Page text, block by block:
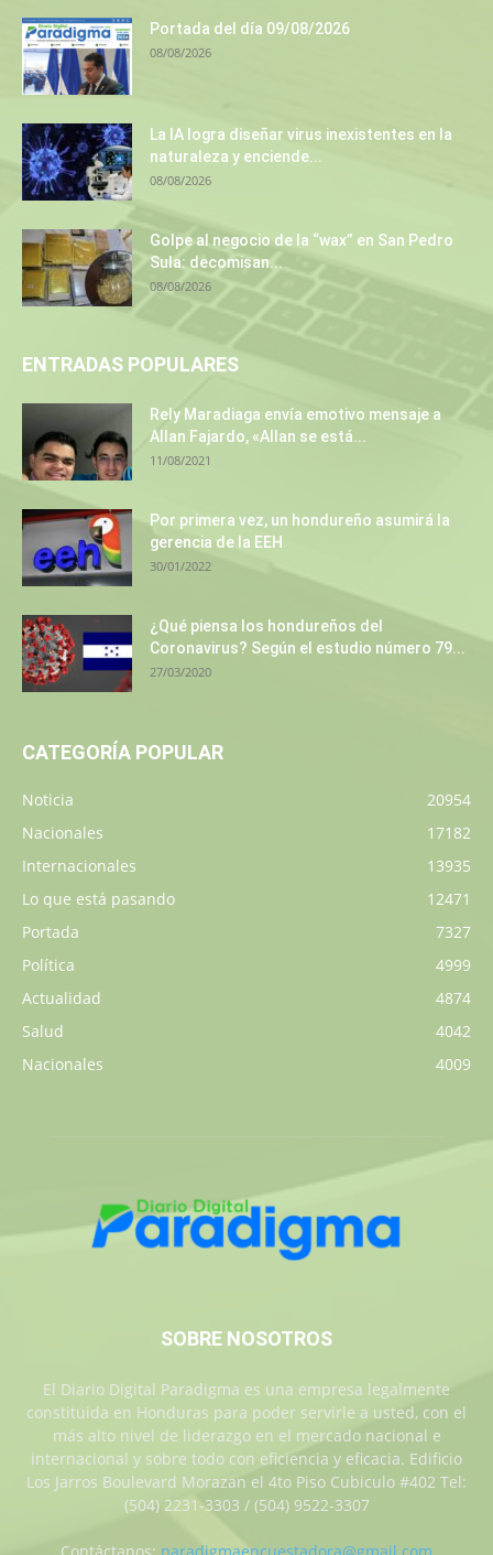
Portada del día 09/08/2026
08/08/2026
La IA logra diseñar virus inexistentes en la
naturaleza y enciende...
08/08/2026
Golpe al negocio de la “wax” en San Pedro
Sula: decomisan...
08/08/2026
ENTRADAS POPULARES
Rely Maradiaga envía emotivo mensaje a
Allan Fajardo, «Allan se está...
11/08/2021
Por primera vez, un hondureño asumirá la
gerencia de la EEH
30/01/2022
¿Qué piensa los hondureños del
Coronavirus? Según el estudio número 79...
27/03/2020
CATEGORÍA POPULAR
Noticia
20954
Nacionales
17182
Internacionales
13935
Lo que está pasando
12471
Portada
7327
Política
4999
Actualidad
4874
Salud
4042
Nacionales
4009
SOBRE NOSOTROS
El Diario Digital Paradigma es una empresa legalmente
constituida en Honduras para poder servirle a usted, con el
más alto nivel de liderazgo en el mercado nacional e
internacional y sobre todo con eficiencia y eficacia. Edificio
Los Jarros Boulevard Morazan el 4to Piso Cubiculo #402 Tel:
(504) 2231-3303 / (504) 9522-3307